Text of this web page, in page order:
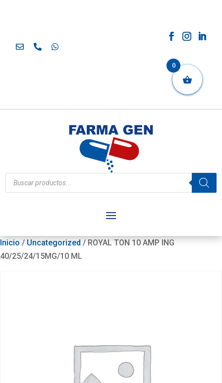
Búsqueda
de
productos
Inicio / Uncategorized / ROYAL TON 10 AMP ING
40/25/24/15MG/10 ML
0